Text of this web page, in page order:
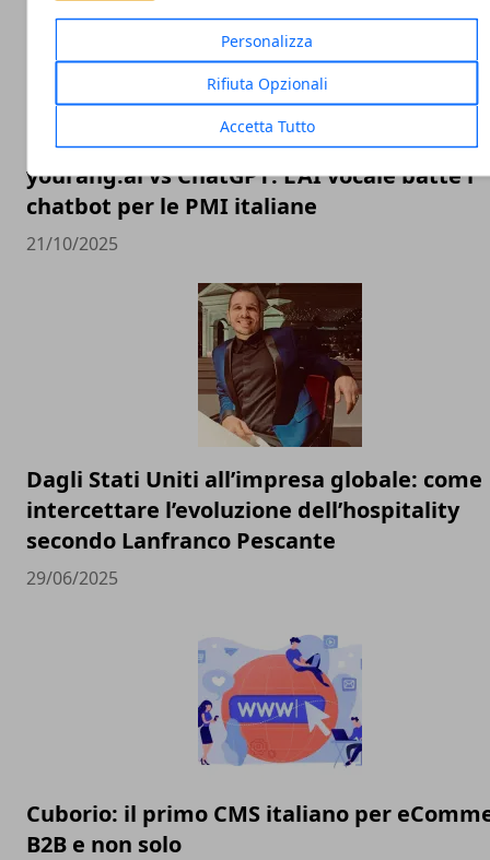
Personalizza
Rifiuta Opzionali
Accetta Tutto
yourang.ai vs ChatGPT: L'AI vocale batte i
chatbot per le PMI italiane
21/10/2025
Dagli Stati Uniti all’impresa globale: come
intercettare l’evoluzione dell’hospitality
secondo Lanfranco Pescante
29/06/2025
Cuborio: il primo CMS italiano per
B2B e non solo